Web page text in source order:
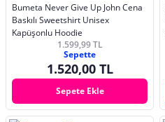
Bumeta Never Give Up John Cena
Baskılı Sweetshirt Unisex
Kapüşonlu Hoodie
1.599,99 TL
Sepette
1.520,00 TL
Sepete Ekle